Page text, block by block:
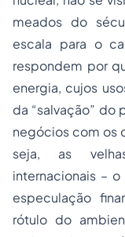
meados do
escala para o
respondem por
energia, cujos
da “salvação” do
negócios com os
seja, as
internacionais –
especulação
rótulo do